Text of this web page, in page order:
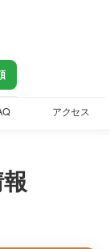
アクセス